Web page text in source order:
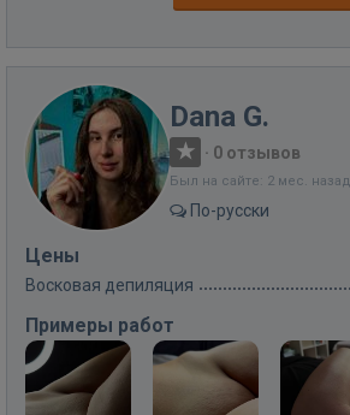
Dana G.
· 0 отзывов
Был на сайте: 2 мес. назад
По-русски
Цены
Восковая депиляция
Примеры работ